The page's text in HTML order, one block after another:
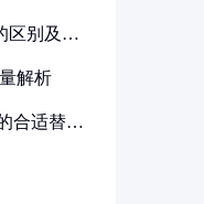
区别及其
解析
合适替代